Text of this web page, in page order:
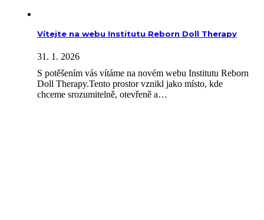
Vítejte na webu Institutu Reborn Doll Therapy
31. 1. 2026
S potěšením vás vítáme na novém webu Institutu Reborn
Doll Therapy.Tento prostor vznikl jako místo, kde
chceme srozumitelně, otevřeně a…